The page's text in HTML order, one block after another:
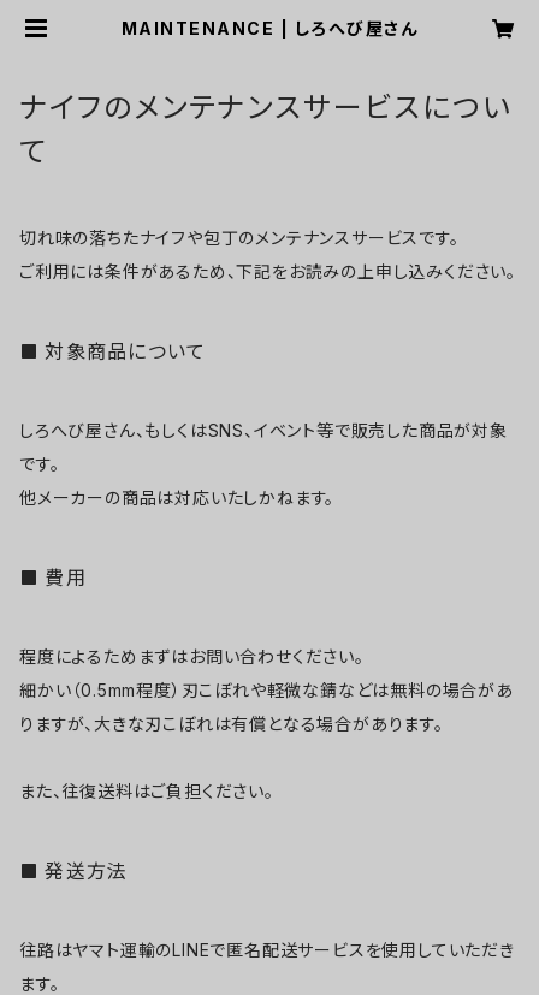
MAINTENANCE | しろへび屋さん
ナイフのメンテナンスサービスについ
て
切れ味の落ちたナイフや包丁のメンテナンスサービスです。
ご利用には条件があるため、下記をお読みの上申し込みください。
対象商品について
しろへび屋さん、もしくはSNS、イベント等で販売した商品が対象
です。
他メーカーの商品は対応いたしかねます。
費用
程度によるためまずはお問い合わせください。
細かい（0.5mm程度）刃こぼれや軽微な錆などは無料の場合があ
りますが、大きな刃こぼれは有償となる場合があります。
また、往復送料はご負担ください。
発送方法
往路はヤマト運輸のLINEで匿名配送サービスを使用していただき
ます。